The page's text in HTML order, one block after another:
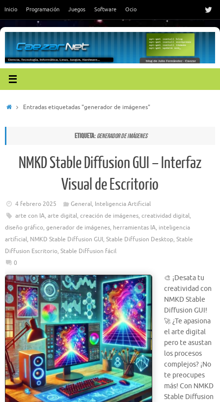
contenido
Inicio Programación Juegos Software Ocio
InicioEntradas etiquetadas "generador de imágenes"
Etiqueta: generador de imágenes
NMKD Stable Diffusion GUI – Interfaz
Visual de Escritorio
4 febrero 2025 General, Inteligencia Artificial
arte con IA, arte digital, creación de imágenes, creatividad digital,
diseño gráfico, generador de imágenes, herramientas IA, inteligencia
artificial, NMKD Stable Diffusion GUI, Stable Diffusion Desktop, Stable
Diffusion Escritorio, Stable Diffusion fácil
0
🎨 ¡Desata tu
creatividad con
NMKD Stable
Diffusion GUI!
🚀 ¿Te apasiona
el arte digital
pero te asustan
los procesos
complejos? ¡No
te preocupes
más! Con NMKD
Stable Diffusion